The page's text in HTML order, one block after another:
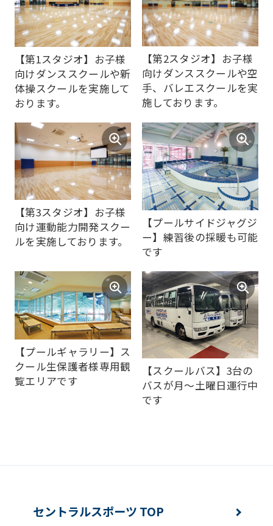
【第1スタジオ】お子様
向けダンススクールや新
体操スクールを実施して
おります。
【第2スタジオ】お子様
向けダンススクールや空
手、バレエスクールを実
施しております。
【第3スタジオ】お子様
向け運動能力開発スクー
ルを実施しております。
【プールサイドジャグジ
ー】練習後の採暖も可能
です
【プールギャラリー】ス
クール生保護者様専用観
覧エリアです
【スクールバス】3台の
バスが月～土曜日運行中
です
the
top
page.
However,
if
you
use
an
automatic
translation
service,
the
Japanese
of
this
website
will
be
translated
mechanically,
an
セントラルスポーツ TOP